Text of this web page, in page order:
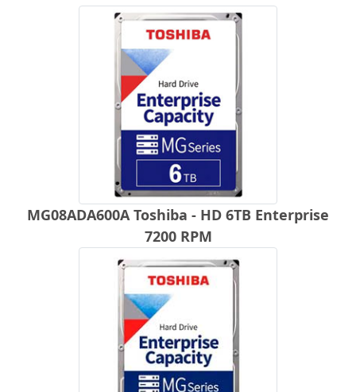
MG08ADA600A Toshiba - HD 6TB Enterprise
7200 RPM